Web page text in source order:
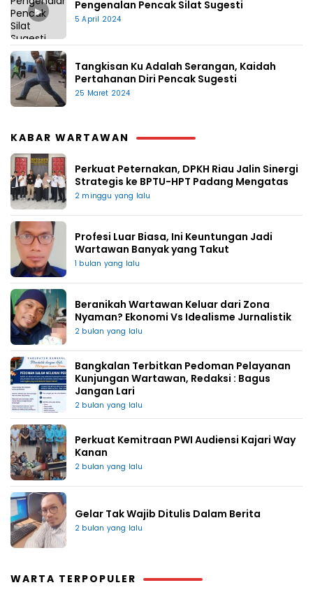
▶ Pengenalan Pencak Silat Sugesti
5 April 2024
Tangkisan Ku Adalah Serangan, Kaidah
Pertahanan Diri Pencak Sugesti
25 Maret 2024
KABAR WARTAWAN
Perkuat Peternakan, DPKH Riau Jalin Sinergi
Strategis ke BPTU-HPT Padang Mengatas
2 minggu yang lalu
Profesi Luar Biasa, Ini Keuntungan Jadi
Wartawan Banyak yang Takut
1 bulan yang lalu
Beranikah Wartawan Keluar dari Zona
Nyaman? Ekonomi Vs Idealisme Jurnalistik
2 bulan yang lalu
Bangkalan Terbitkan Pedoman Pelayanan
Kunjungan Wartawan, Redaksi : Bagus
Jangan Lari
2 bulan yang lalu
Perkuat Kemitraan PWI Audiensi Kajari Way
Kanan
2 bulan yang lalu
Gelar Tak Wajib Ditulis Dalam Berita
2 bulan yang lalu
WARTA TERPOPULER